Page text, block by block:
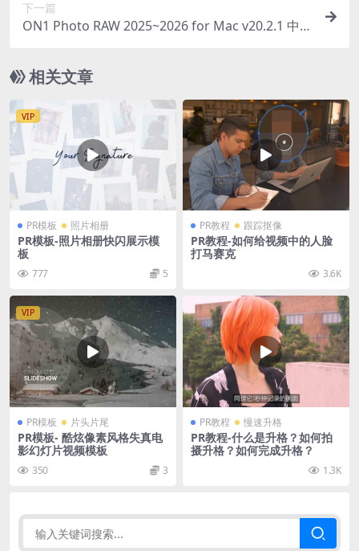
下一篇
ON1 Photo RAW 2025~2026 for Mac v20.2.1 中文
相关文章
VIP
PR模板 照片相册
PR模板-照片相册快闪展示模
板
777 5
PR教程 跟踪抠像
PR教程-如何给视频中的人脸
打马赛克
3.6K
VIP
PR模板 片头片尾
PR模板- 酷炫像素风格失真电
影幻灯片视频模板
350 3
PR教程 慢速升格
PR教程-什么是升格？如何拍
摄升格？如何完成升格？
1.3K